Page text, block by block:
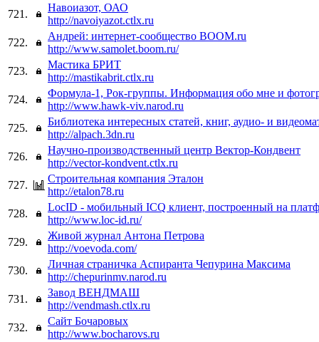
721.
Навоиазот, ОАО
http://navoiyazot.ctlx.ru
722.
Андрей: интернет-сообщество BOOM.ru
http://www.samolet.boom.ru/
723.
Мастика БРИТ
http://mastikabrit.ctlx.ru
724.
Формула-1, Рок-группы. Информация обо мне и
http://www.hawk-viv.narod.ru
725.
Библиотека интересных статей, книг, аудио- и
http://alpach.3dn.ru
726.
Научно-производственный центр Вектор-Кондвент
http://vector-kondvent.ctlx.ru
727.
Строительная компания Эталон
http://etalon78.ru
728.
LocID - мобильный ICQ клиент, построенный на
http://www.loc-id.ru/
729.
Живой журнал Антона Петрова
http://voevoda.com/
730.
Личная страничка Аспиранта Чепурина Максима
http://chepurinmv.narod.ru
731.
Завод ВЕНДМАШ
http://vendmash.ctlx.ru
732.
Сайт Бочаровых
http://www.bocharovs.ru